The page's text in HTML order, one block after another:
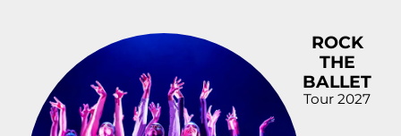
ROCK
THE
BALLET
Tour 2027